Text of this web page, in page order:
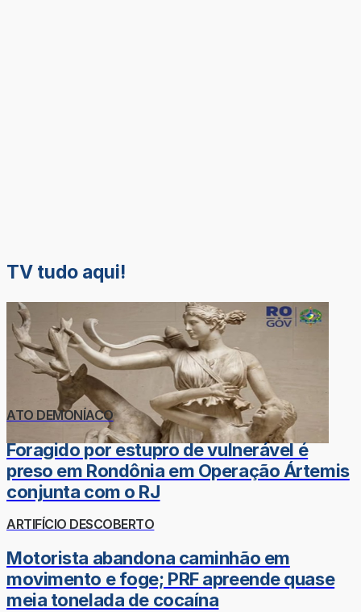
TV tudo aqui!
ATO DEMONÍACO
Foragido por estupro de vulnerável é
preso em Rondônia em Operação Ártemis
conjunta com o RJ
ARTIFÍCIO DESCOBERTO
Motorista abandona caminhão em
movimento e foge; PRF apreende quase
meia tonelada de cocaína